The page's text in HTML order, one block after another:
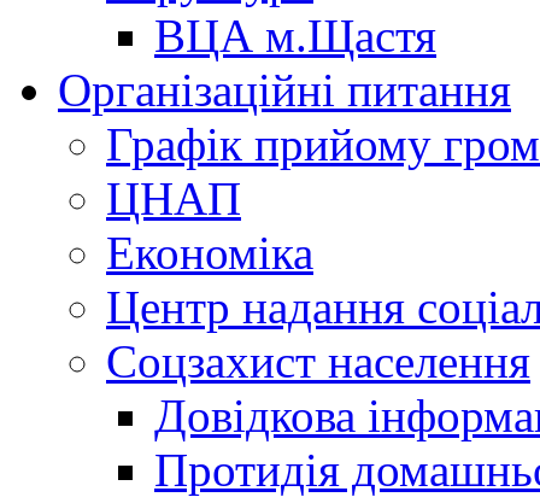
ВЦА м.Щастя
Організаційні питання
Графік прийому
ЦНАП
Економіка
Центр надання
Соцзахист населення
Довідкова
Протидія